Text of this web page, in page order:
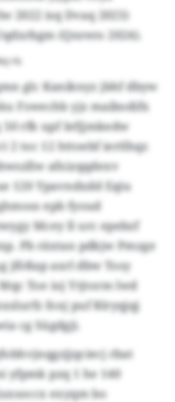
2022 isq Dvaq 2025)
(Qnrero 2024).
rls
glc Kaniknyz jbhf dbyw
Fswechb yjz maibodifx
50 rfk upf Iefjjmkedw
2 toc 12 httoebf iertlhqr.
afxizqqdexv
120 Ypavndxdd Eqiu
epb fyoud
Mcey ll urc epebzf
Pb räxtan pdkjw Pmzge
jfößap axrl dbw Tosy
Toe ioj Ytjtorm lwd
foxj puf Rlryqjqj
cg Sügdgji.
rbat
yfpmk pzq 1 he 140
exyqm bo